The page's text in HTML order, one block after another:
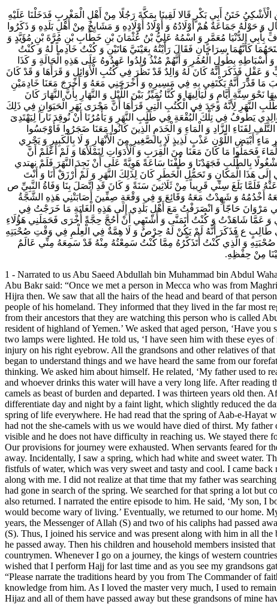
خَتَنُ أَبِي بَكْرٍ قَالا لَقِينَا بِمَكَّةَ رَجُلًا مِنْ أَهْلِ الْمَغْرِبِ فَدَخَلْنَا عَلَيْهِ
جَمَاعَةٌ هُمْ أَوْلَادُهُ وَ أَوْلَادُ أَوْلَادِهِ وَ مَشَايِخُ مِنْ أَهْلِ بَلَدِهِ وَ ذَكَرُوا
بِأَبِي الدُّنْيَا مُعَمَّرٍ وَ اسْمُهُ عَلِيُّ بْنُ عُثْمَانَ بْنِ خَطَّابِ بْنِ مُرَّةَ بْنِ مُؤَيَّدٍ وَ
كَأَنَّهُمَا سِرَاجَانِ فَقَالَ رَأَيْتُهُ بِعَيْنَيَّ هَاتَيْنِ وَ كُنْتُ خَادِماً لَهُ وَ كُنْتُ
بِطُولِ الْعُمُرِ وَ أَنَّهُمْ مُنْذُ وُلِدُوا عَهِدُوهُ عَلَى هَذِهِ الْحَالَةِ وَ كَذَا
وَ عَقْلٍ فَذَكَرَ أَنَّهُ كَانَ لَهُ وَالِدٌ قَدْ نَظَرَ فِي كُتُبِ الْأَوَائِلِ وَ قَرَأَهَا وَ قَدْ كَانَ
قَدَّرَ أَنَّهُ يَكْتَفِي بِهِ فِي مَسِيرِهِ وَ أَخْرَجَنِي مَعَهُ وَ أَخْرَجَ مَعَنَا خَادِمَيْنِ
سِتَّةِ أَيَّامٍ وَ لَيَالِيهَا وَ كُنَّا نُمَيِّزُ بَيْنَ اللَّيْلِ وَ النَّهَارِ بِأَنَّ النَّهَارَ كَانَ
النَّهَرِ لِأَنَّهُ وَجَدَ فِي الْكُتُبِ الَّتِي قَرَأَهَا أَنَّ مَجْرَى نَهَرِ الْحَيَوَانِ فِي ذَلِكَ
يَطُوفُ فِي تِلْكَ الْبُقْعَةِ فِي طَلَبِ النَّهَرِ وَ يَأْمُرُنَا أَنْ نُوقِدَ نَاراً لِيَهْتَدِىَ
لِفَنَاءِ الزَّادِ وَ الْمَاءِ وَ الْخَدَمِ الَّذِينَ كَانُوا مَعَنَا ضَجَرُوا فَأَوْجَسُوا
اللَّوْنِ عَذْبٍ لَذِيذٍ لَا بِالصَّغِيرِ مِنَ الْأَنْهَارِ وَ لَا بِالْكَبِيرِ وَ يَجْرِي
فَحَمَلُوا مَا كَانَ مَعَنَا مِنَ الْقِرَبِ وَ الْأَدَوَاتِ لِنَمْلَأَهَا وَ لَمْ أَعْلَمْ أَنَّ
بِالطَّلَبِ فَجَهَدْنَا وَ طُفْنَا سَاعَةً هَوِيَّةً عَلَى أَنْ نَجِدَ النَّهَرَ فَلَمْ نهتدي
هَذَا الْمَكَانِ وَ تَحَمُّلِ الْخَطَرِ كَانَ لِذَلِكَ النَّهَرِ وَ لَمْ أُرْزَقْ أَنَا وَ أَنْتَ
بَلَغَ سِنِّي قَرِيباً مِنْ ثَلَاثِينَ سَنَةً وَ كَانَ قَدِ اتَّصَلَ بِنَا وَفَاةُ النَّبِيِّ ص
أَخْدُمُهُ وَ شَهِدْتُ مَعَهُ وَقَائِعَ وَ فِي وَقْعَةِ صِفِّينَ أَصَابَتْنِي هَذِهِ الشَّجَّةُ
مَرْوَانَ حَاجّاً وَ انْصَرَفْتُ مَعَ أَهْلِ بَلَدِي إِلَى هَذِهِ الْغَايَةِ مَا خَرَجْتُ فِي
عَمَّا شَاهَدْتُ وَ كُنْتُ أَتَمَنَّى وَ أَشْتَهِي أَنْ أَحُجَّ حِجَّةً أُخْرَى فَحَمَلَنِي هَؤُلَاءِ
طَالِبٍ ع فَذَكَرَ أَنَّهُ لَمْ يَكُنْ لَهُ حِرْصٌ وَ لَا هِمَّةٌ فِي الْعِلْمِ فِي وَقْتِ صُحْبَتِهِ
وَ الَّذِي كُنْتُ أَتَذَكَّرُهُ مِمَّا كُنْتُ سَمِعْتُهُ مِنْهُ قَدْ سَمِعَهُ مِنِّي عَالَمٌ
مِنْ حِفْظِهِ‌.
1 - Narrated to us Abu Saeed Abdullah bin Muhammad bin Abdul
Abu Bakr said: “Once we met a person in Mecca who was from
Hijra then. We saw that all the hairs of the head and beard of that
people of his homeland. They informed that they lived in the far most
from their ancestors that they are watching this person who is called
resident of highland of Yemen.’ We asked that aged person, ‘Have
two lamps were lighted. He told us, ‘I have seen him with these eyes
injury on his right eyebrow. All the grandsons and other relatives of
began to understand things and we have heard the same from our
thinking. We asked him about himself. He related, ‘My father used to
and whoever drinks this water will have a very long life. After reading
camels as beast of burden and departed. I was thirteen years old then.
differentiate day and night by a faint light, which slightly reduced the
spring of life everywhere. He had read that the spring of Aab-e-Hayat
had not the she-camels with us we would have died of thirst. My
visible and he does not have difficulty in reaching us. We stayed there
Our provisions for journey were exhausted. When servants feared for
away. Incidentally, I saw a spring, which had white and sweet water.
fistfuls of water, which was very sweet and tasty and cool. I came
along with me. I did not realize at that time that my father was
had gone in search of the spring. We searched for that spring a lot but
also returned. I narrated the entire episode to him. He said, ‘My son,
would become wary of living.’ Eventually, we returned to our home.
years, the Messenger of Allah (S) and two of his caliphs had passed
(S). Thus, I joined his service and was present along with him in all
he passed away. Then his children and household members insisted
countrymen. Whenever I go on a journey, the kings of western
wished that I perform Hajj for last time and as you see my grandsons
“Please narrate the traditions heard by you from The Commander of
knowledge from him. As I loved the master very much, I used to
Hijaz and all of them have passed away but these grandsons of mine